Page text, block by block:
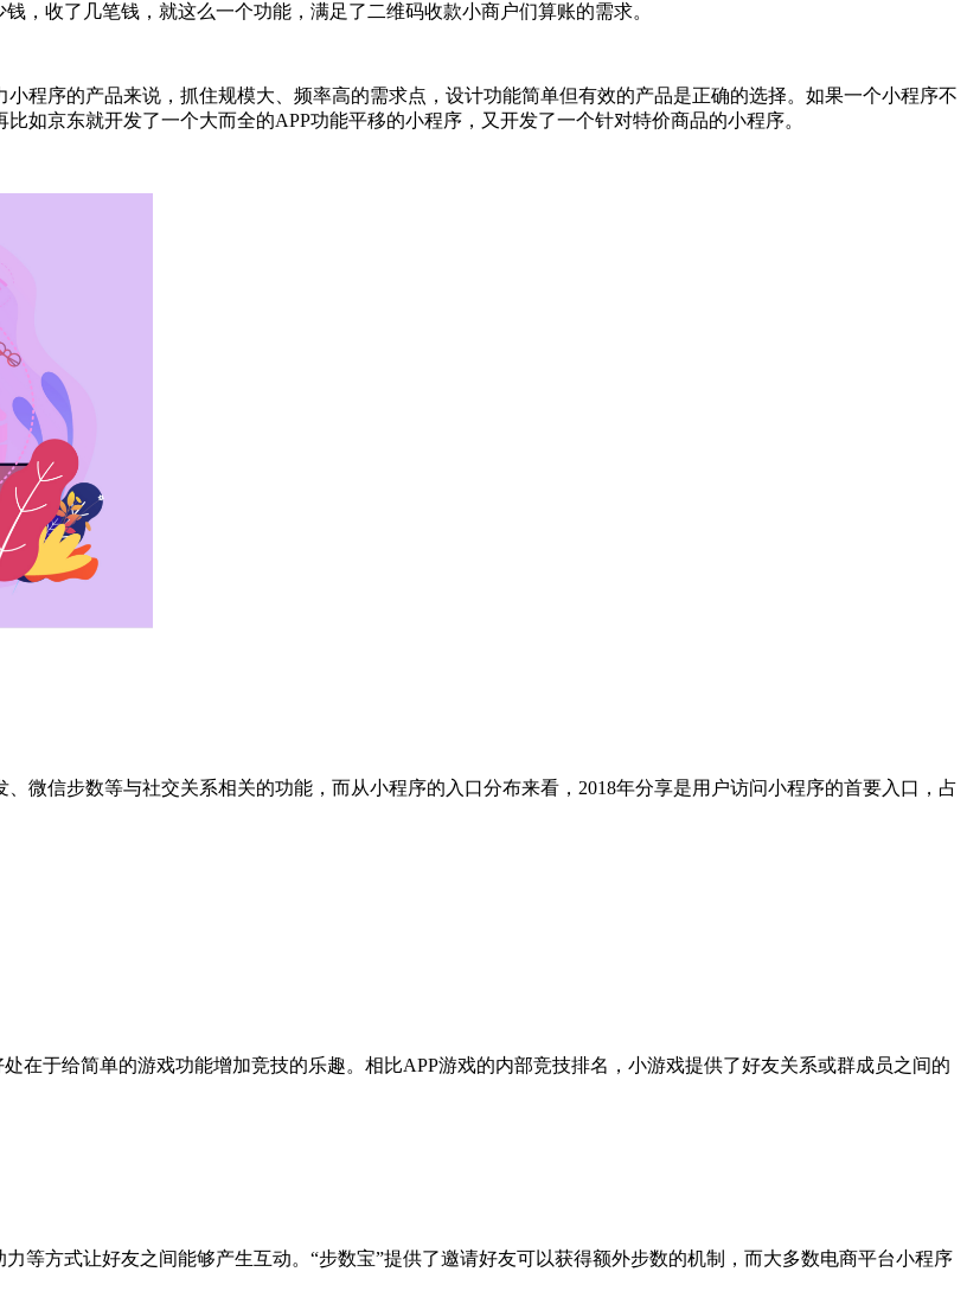
，收了几笔钱，就这么一个功能，满足了二维码收款小商户们算账的需求。
程序的产品来说，抓住规模大、频率高的需求点，设计功能简单但有效的产品是正确的选择。如果一个小程序不
如京东就开发了一个大而全的APP功能平移的小程序，又开发了一个针对特价商品的小程序。
微信步数等与社交关系相关的功能，而从小程序的入口分布来看，2018年分享是用户访问小程序的首要入口，占
在于给简单的游戏功能增加竞技的乐趣。相比APP游戏的内部竞技排名，小游戏提供了好友关系或群成员之间的
等方式让好友之间能够产生互动。“步数宝”提供了邀请好友可以获得额外步数的机制，而大多数电商平台小程序